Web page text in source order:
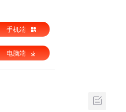
手机端
电脑端